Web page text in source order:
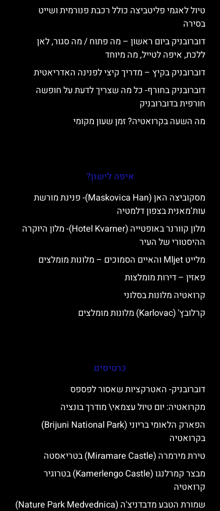
טיול לאגמי פליטביצה כולל רכבת פנורמית ושייט
בסירה
דוברובניק ביום ראשון – מה פתוח / מה סגור, לאן
ללכת, איפה לטייל, מה מיוחד
דוברובניק בקיץ – מדריך קיצי לפנינה האדריאטית
דוברובניק בחורף- כל מה שצריך לדעת על חופשה
חורפית בדוברובניק
מה השעה בקרואטיה? זמן שעון מקומי
איפה לישון?
מסקוביצה האן (Maskovica Han)- פנינת מורשת
עות’מאנית בצפון דלמטיה
מלון קוורנר באופטייה (Hotel Kvarner)- מלון היוקרה
ההיסטורי של העיר
מלייט Mljet והאיים הסמוכים – מלונות מומלצים
פאזין – דירות מומלצות
קרואטיה מלונות בסלוני
קרלובץ' (Karlovac) מלונות מומלצים
כרטיסים
דוברובניק- האטרקציות שאסור לפספס
מקרואטיה: יום טיול עצמאי\ מודרך בונציה
הפארק הלאומי בריוני (Brijuni National Park)
בקרואטיה
טירת מירמרה (Miramare Castle) בטריאסטה
מבצר קמרלנגו (Kamerlengo Castle) בטרוגיר
קרואטיה
שמורת הטבע מדבדניצ'ה (Nature Park Medvednica)